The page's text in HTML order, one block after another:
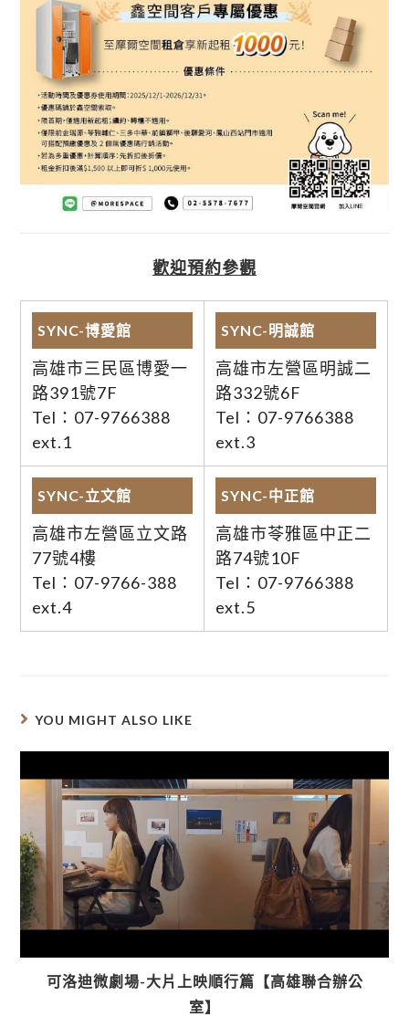
歡迎預約參觀
SYNC-博愛館
高雄市三民區博愛一
路391號7F
Tel：07-9766388
ext.1
SYNC-明誠館
高雄市左營區明誠二
路332號6F
Tel：07-9766388
ext.3
SYNC-立文館
高雄市左營區立文路
77號4樓
Tel：07-9766-388
ext.4
SYNC-中正館
高雄市苓雅區中正二
路74號10F
Tel：07-9766388
ext.5
YOU MIGHT ALSO LIKE
可洛迪微劇場-大片上映順行篇【高雄聯合辦公
室】